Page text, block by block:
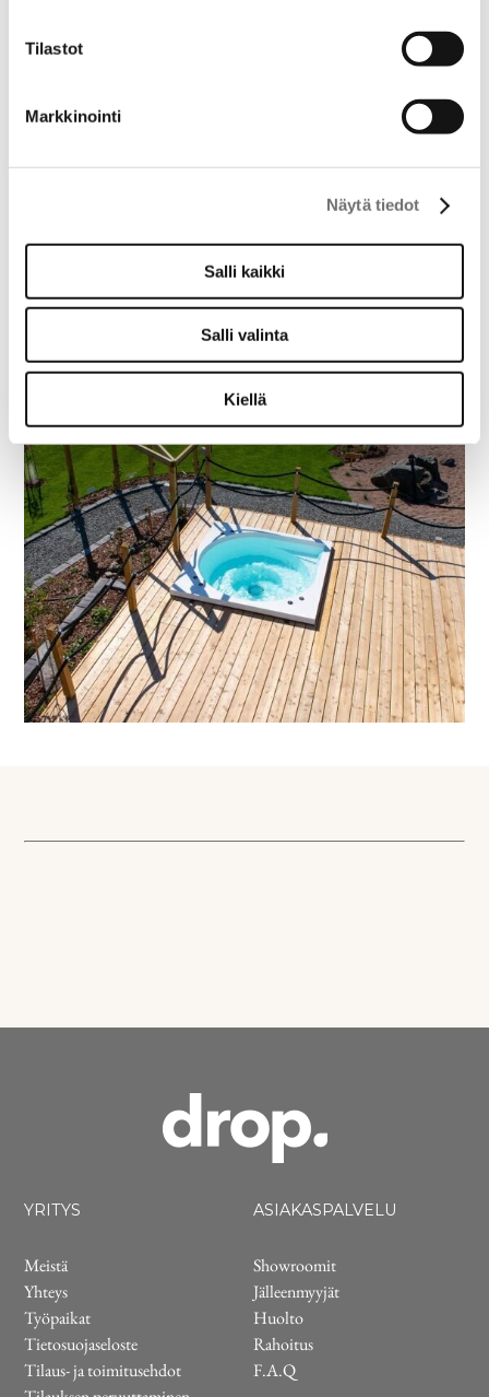
Tilastot
Markkinointi
Näytä tiedot
Salli kaikki
Salli valinta
Kiellä
YRITYS
Meistä
Yhteys
Työpaikat
Tietosuojaseloste
Tilaus- ja toimitusehdot
ASIAKASPALVELU
Showroomit
Jälleenmyyjät
Huolto
Rahoitus
F.A.Q